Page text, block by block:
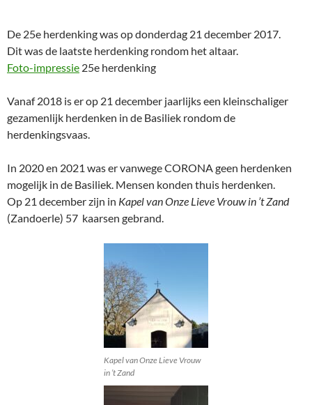
De 25e herdenking was op donderdag 21 december 2017.
Dit was de laatste herdenking rondom het altaar.
Foto-impressie 25e herdenking
Vanaf 2018 is er op 21 december jaarlijks een kleinschaliger
gezamenlijk herdenken in de Basiliek rondom de
herdenkingsvaas.
In 2020 en 2021 was er vanwege CORONA geen herdenken
mogelijk in de Basiliek. Mensen konden thuis herdenken.
Op 21 december zijn in Kapel van Onze Lieve Vrouw in ’t Zand
(Zandoerle) 57 kaarsen gebrand.
Kapel van Onze Lieve Vrouw
in ’t Zand